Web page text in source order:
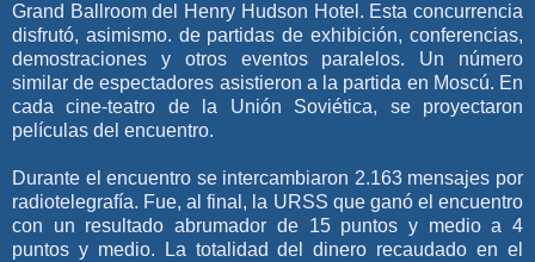
Grand Ballroom del Henry Hudson Hotel. Esta concurrencia
disfrutó, asimismo. de partidas de exhibición, conferencias,
demostraciones y otros eventos paralelos. Un número
similar de espectadores asistieron a la partida en Moscú. En
cada cine-teatro de la Unión Soviética, se proyectaron
películas del encuentro.
Durante el encuentro se intercambiaron 2.163 mensajes por
radiotelegrafía. Fue, al final, la URSS que ganó el encuentro
con un resultado abrumador de 15 puntos y medio a 4
puntos y medio. La totalidad del dinero recaudado en el